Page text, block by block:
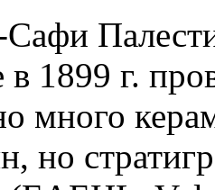
в 1899 г.
много
но